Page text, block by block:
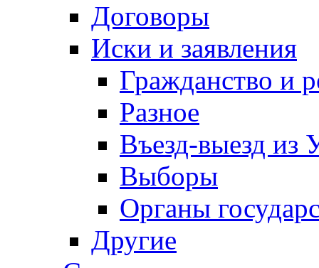
Договоры
Иски и заявления
Гражданство и
Разное
Въезд-выезд из
Выборы
Органы
Другие